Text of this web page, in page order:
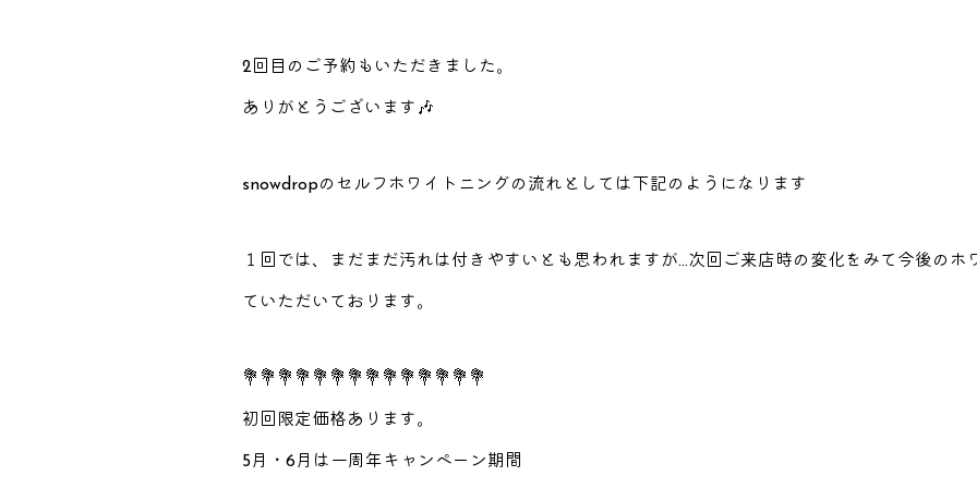
2回目のご予約もいただきました。
ありがとうございます🎶
snowdropのセルフホワイトニングの流れとしては下記のようになります
１回では、まだまだ汚れは付きやすいとも思われますが…次回ご来店時の変化をみて今後のホ
ていただいております。
💐💐💐💐💐💐💐💐💐💐💐💐💐💐
初回限定価格あります。
5月・6月は一周年キャンペーン期間